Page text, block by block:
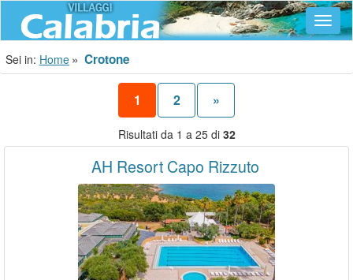
Sei in: Home Crotone
1 2 »
Risultati da 1 a 25 di 32
AH Resort Capo Rizzuto